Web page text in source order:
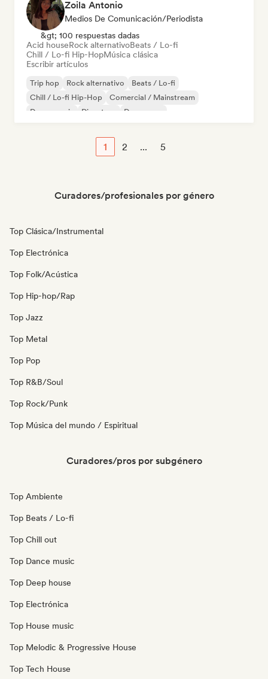
Zoila Antonio
Medios De Comunicación/Periodista
&gt; 100 respuestas dadas
Acid houseRock alternativoBeats / Lo-fi
Chill / Lo-fi Hip-HopMúsica clásica
Escribir artículos
Trip hop Rock alternativo
Beats / Lo-fi
Chill / Lo-fi Hip-Hop
Comercial / Mainstream
Dance music
Discoteca Dream pop
1 2 ... 5
Curadores/profesionales por género
Top Clásica/Instrumental
Top Electrónica
Top Folk/Acústica
Top Hip-hop/Rap
Top Jazz
Top Metal
Top Pop
Top R&B/Soul
Top Rock/Punk
Top Música del mundo / Espiritual
Curadores/pros por subgénero
Top Ambiente
Top Beats / Lo-fi
Top Chill out
Top Dance music
Top Deep house
Top Electrónica
Top House music
Top Melodic & Progressive House
Top Tech House